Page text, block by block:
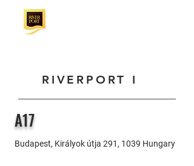
RIVERPORT I
A17
Budapest, Királyok útja 291, 1039 Hungary